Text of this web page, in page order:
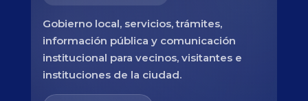
Gobierno local, servicios, trámites,
información pública y comunicación
institucional para vecinos, visitantes e
instituciones de la ciudad.